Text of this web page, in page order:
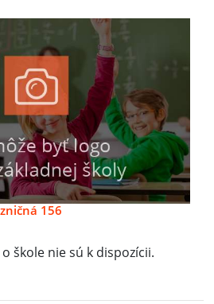
156
škole nie sú k dispozícii.